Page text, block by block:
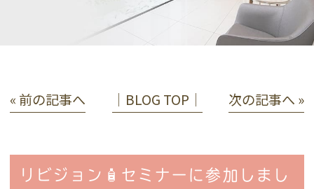
« 前の記事へ │BLOG TOP│ 次の記事へ »
リビジョン🧴セミナーに参加しまし